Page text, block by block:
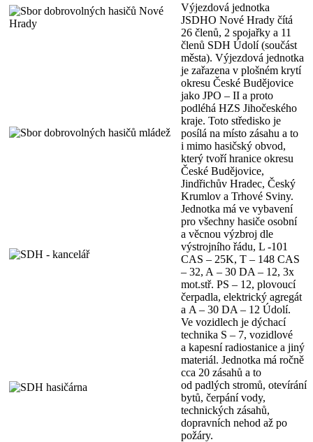
Výjezdová jednotka
JSDHO Nové Hrady čítá
26 členů, 2 spojařky a 11
členů SDH Údolí (součást
města). Výjezdová jednotka
je zařazena v plošném krytí
okresu České Budějovice
jako JPO – II a proto
podléhá HZS Jihočeského
kraje. Toto středisko je
posílá na místo zásahu a to
i mimo hasičský obvod,
který tvoří hranice okresu
České Budějovice,
Jindřichův Hradec, Český
Krumlov a Trhové Sviny.
Jednotka má ve vybavení
pro všechny hasiče osobní
a věcnou výzbroj dle
výstrojního řádu, L -101
CAS – 25K, T – 148 CAS
– 32, A – 30 DA – 12, 3x
mot.stř. PS – 12, plovoucí
čerpadla, elektrický agregát
a A – 30 DA – 12 Údolí.
Ve vozidlech je dýchací
technika S – 7, vozidlové
a kapesní radiostanice a jiný
materiál. Jednotka má ročně
cca 20 zásahů a to
od padlých stromů, otevírání
bytů, čerpání vody,
technických zásahů,
dopravních nehod až po
požáry.